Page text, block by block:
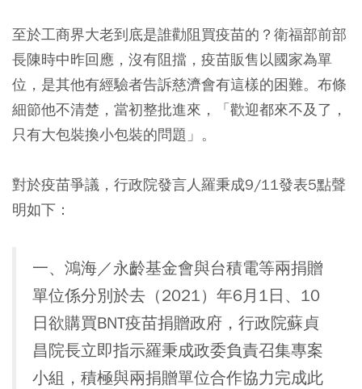
至於工商界大老到底是誰勸阻買疫苗的？衛福部前部
長陳時中昨回應，沒有阻擋，疫苗販售以國家為單
位，是其他有經驗者告訴慈濟會有這樣的困難。布條
細節他不清楚，當初整批進來，「歡迎都來不及了，
只有大包裝換小包裝的問題」。
對於疫苗爭議，行政院發言人羅秉成9/11發表5點聲
明如下：
一、鴻海／永齡基金會與台積電等兩捐贈
單位係分別於去（2021）年6月1日、10
日欲購買BNT疫苗捐贈政府，行政院蘇貞
昌院長立即指示羅秉成政委負責召集專案
小組，積極與兩捐贈單位合作協力完成此